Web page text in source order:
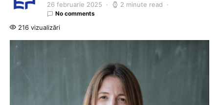
26 februarie 2025 2 minute read
No comments
216 vizualizări